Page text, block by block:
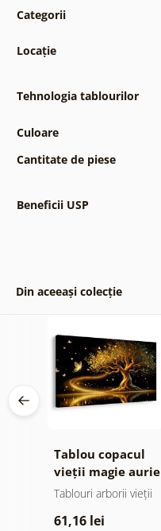
Categorii
Locație
Tehnologia tablourilor
Culoare
Cantitate de piese
Beneficii USP
Din aceeași colecție
Tablou copacul
vieții magie aurie
Tablouri arborii vieții
61,16 lei